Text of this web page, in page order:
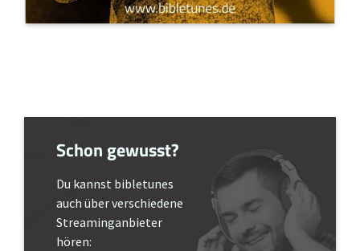
Schon gewusst?
Du kannst bibletunes
auch über verschiedene
Streaminganbieter
hören: